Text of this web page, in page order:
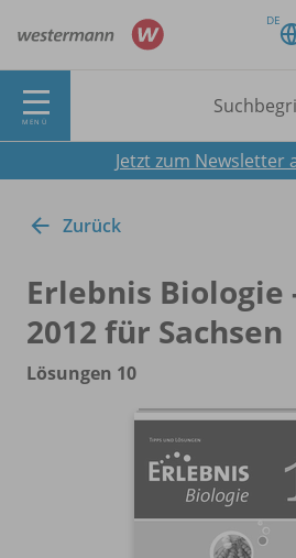
DE
MENÜ
Jetzt zum Newsletter
Zurück
Erlebnis Biologie
2012 für Sachsen
Lösungen 10